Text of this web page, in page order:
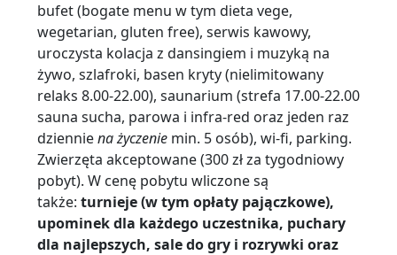
bufet (bogate menu w tym dieta vege,
wegetarian, gluten free), serwis kawowy,
uroczysta kolacja z dansingiem i muzyką na
żywo, szlafroki, basen kryty (nielimitowany
relaks 8.00-22.00), saunarium (strefa 17.00-22.00
sauna sucha, parowa i infra-red oraz jeden raz
dzienniena życzenie min. 5 osób), wi-fi, parking.
Zwierzęta akceptowane (300 zł za tygodniowy
pobyt). W cenę pobytu wliczone są
także: turnieje (w tym opłaty pajączkowe),
upominek dla każdego uczestnika, puchary
dla najlepszych, sale do gry i rozrywki oraz